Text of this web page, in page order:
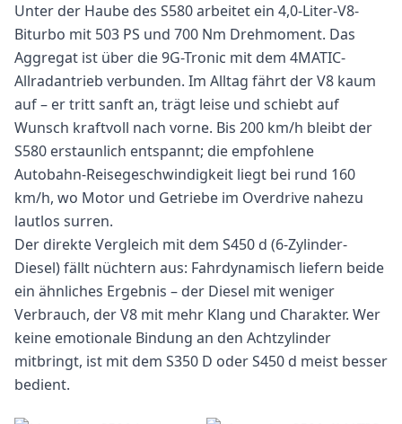
Unter der Haube des S580 arbeitet ein 4,0-Liter-V8-
Biturbo mit 503 PS und 700 Nm Drehmoment. Das
Aggregat ist über die 9G-Tronic mit dem 4MATIC-
Allradantrieb verbunden. Im Alltag fährt der V8 kaum
auf – er tritt sanft an, trägt leise und schiebt auf
Wunsch kraftvoll nach vorne. Bis 200 km/h bleibt der
S580 erstaunlich entspannt; die empfohlene
Autobahn-Reisegeschwindigkeit liegt bei rund 160
km/h, wo Motor und Getriebe im Overdrive nahezu
lautlos surren.
Der direkte Vergleich mit dem S450 d (6-Zylinder-
Diesel) fällt nüchtern aus: Fahrdynamisch liefern beide
ein ähnliches Ergebnis – der Diesel mit weniger
Verbrauch, der V8 mit mehr Klang und Charakter. Wer
keine emotionale Bindung an den Achtzylinder
mitbringt, ist mit dem S350 D oder S450 d meist besser
bedient.